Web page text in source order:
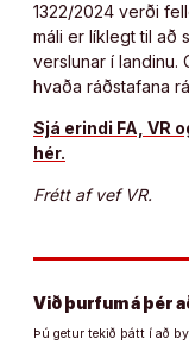
1322/2024 verði
máli er líklegt til að
verslunar í landinu.
hvaða ráðstafana
Sjá erindi FA, VR
hér.
Frétt af vef VR.
Við þurfum á þér
Þú getur tekið þátt í að